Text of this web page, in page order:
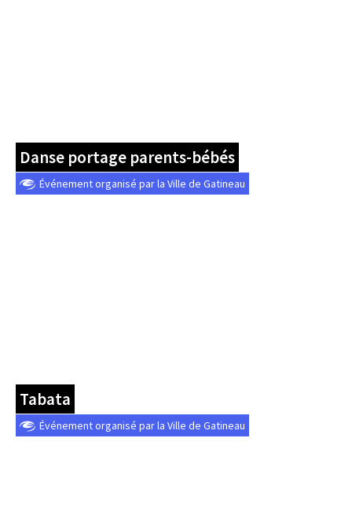
Danse portage parents-bébés
Événement organisé par la Ville de Gatineau
Tabata
Événement organisé par la Ville de Gatineau